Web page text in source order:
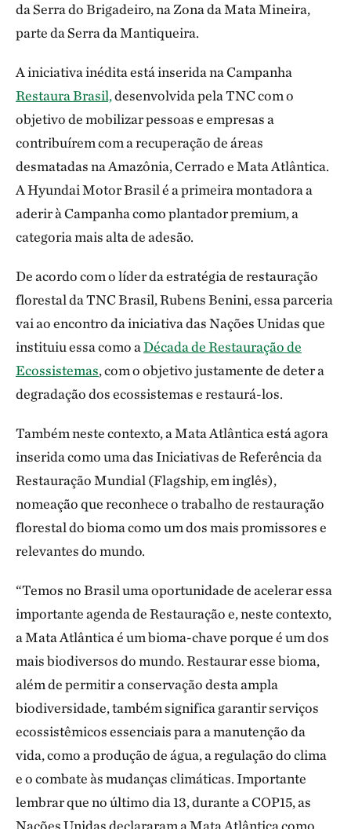
da Serra do Brigadeiro, na Zona da Mata Mineira,
parte da Serra da Mantiqueira.
A iniciativa inédita está inserida na Campanha
Restaura Brasil,desenvolvida pela TNC com o
objetivo de mobilizar pessoas e empresas a
contribuírem com a recuperação de áreas
desmatadas na Amazônia, Cerrado e Mata Atlântica.
A Hyundai Motor Brasil é a primeira montadora a
aderir à Campanha como plantador premium, a
categoria mais alta de adesão.
De acordo com o líder da estratégia de restauração
florestal da TNC Brasil, Rubens Benini, essa parceria
vai ao encontro da iniciativa das Nações Unidas que
instituiu essa como aDécada de Restauração de
Ecossistemas, com o objetivo justamente de deter a
degradação dos ecossistemas e restaurá-los.
Também neste contexto, a Mata Atlântica está agora
inserida como uma das Iniciativas de Referência da
Restauração Mundial (Flagship, em inglês),
nomeação que reconhece o trabalho de restauração
florestal do bioma como um dos mais promissores e
relevantes do mundo.
“Temos no Brasil uma oportunidade de acelerar essa
importante agenda de Restauração e, neste contexto,
a Mata Atlântica é um bioma-chave porque é um dos
mais biodiversos do mundo. Restaurar esse bioma,
além de permitir a conservação desta ampla
biodiversidade, também significa garantir serviços
ecossistêmicos essenciais para a manutenção da
vida, como a produção de água, a regulação do clima
e o combate às mudanças climáticas. Importante
lembrar que no último dia 13, durante a COP15, as
Nações Unidas declararam a Mata Atlântica como